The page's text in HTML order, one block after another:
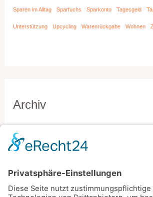
Sparen im Alltag Sparfuchs Sparkonto Tagesgeld
Unterstützung Upcycling Warenrückgabe Wohnen
Archiv